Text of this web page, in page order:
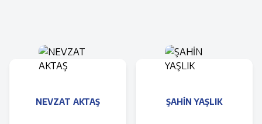
NEVZAT AKTAŞ ŞAHİN YAŞLIK